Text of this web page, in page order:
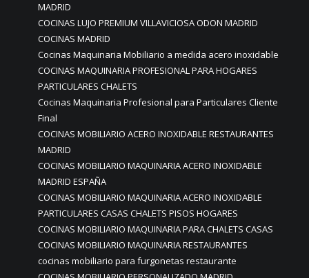
MADRID
COCINAS LUJO PREMIUM VILLAVICIOSA ODON MADRID
COCINAS MADRID
Cocinas Maquinaria Mobiliario a medida acero inoxidable
COCINAS MAQUINARIA PROFESIONAL PARA HOGARES
PARTICULARES CHALETS
Cocinas Maquinaria Profesional para Particulares Cliente
Final
COCINAS MOBILIARIO ACERO INOXIDABLE RESTAURANTES
MADRID
COCINAS MOBILIARIO MAQUINARIA ACERO INOXIDABLE
MADRID ESPAÑA
COCINAS MOBILIARIO MAQUINARIA ACERO INOXIDABLE
PARTICULARES CASAS CHALETS PISOS HOGARES
COCINAS MOBILIARIO MAQUINARIA PARA CHALETS CASAS
COCINAS MOBILIARIO MAQUINARIA RESTAURANTES
cocinas mobiliario para furgonetas restaurante